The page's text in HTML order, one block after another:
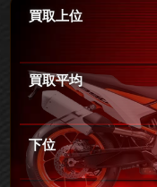
買取上位
買取平均
下位